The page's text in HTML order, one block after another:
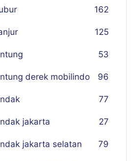
162
125
53
derek mobilindo 96
77
jakarta 27
jakarta selatan 79